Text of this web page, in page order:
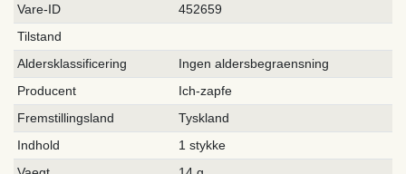
Ceres::Template.singleItemTechnicalDataAttribute
Ceres::Template.singleItemTechnicalDataValue
Vare-ID
452659
Tilstand
Aldersklassificering
Ingen aldersbegraensning
Producent
Ich-zapfe
Fremstillingsland
Tyskland
Indhold
1 stykke